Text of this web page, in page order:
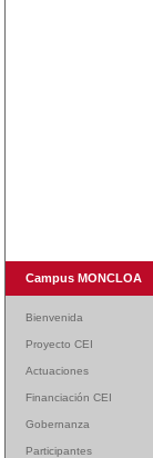
Campus MONCLOA
Bienvenida
Proyecto CEI
Actuaciones
Financiación CEI
Gobernanza
Participantes